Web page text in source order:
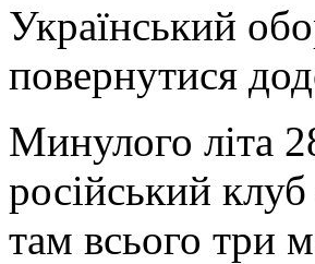
Український
повернутися
Минулого літа
російський
там всього три